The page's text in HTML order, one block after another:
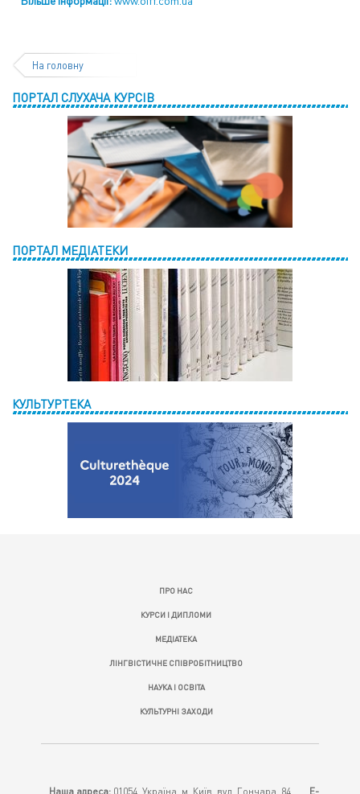
На головну
ПОРТАЛ СЛУХАЧА КУРСІВ
ПОРТАЛ МЕДІАТЕКИ
КУЛЬТУРТЕКА
ПРО НАС
КУРСИ І ДИПЛОМИ
МЕДІАТЕКА
ЛІНГВІСТИЧНЕ СПІВРОБІТНИЦТВО
НАУКА І ОСВІТА
КУЛЬТУРНІ ЗАХОДИ
Наша адреса: 01054, Україна, м. Київ, вул. Гончара, 84 E-